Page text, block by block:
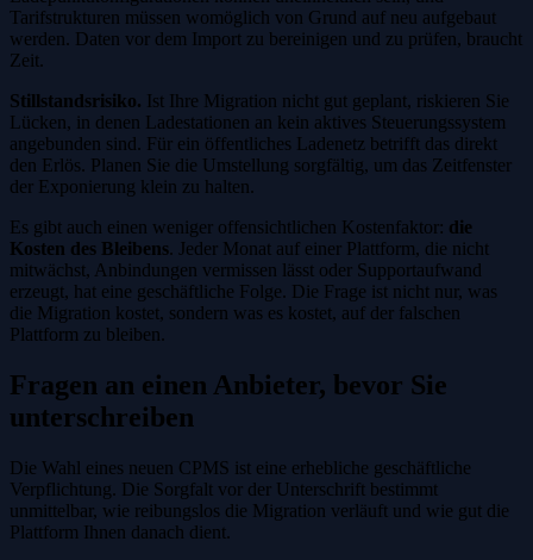
Tarifstrukturen müssen womöglich von Grund auf neu aufgebaut
werden. Daten vor dem Import zu bereinigen und zu prüfen, braucht
Zeit.
Stillstandsrisiko. Ist Ihre Migration nicht gut geplant, riskieren Sie
Lücken, in denen Ladestationen an kein aktives Steuerungssystem
angebunden sind. Für ein öffentliches Ladenetz betrifft das direkt
den Erlös. Planen Sie die Umstellung sorgfältig, um das Zeitfenster
der Exponierung klein zu halten.
Es gibt auch einen weniger offensichtlichen Kostenfaktor: die
Kosten des Bleibens. Jeder Monat auf einer Plattform, die nicht
mitwächst, Anbindungen vermissen lässt oder Supportaufwand
erzeugt, hat eine geschäftliche Folge. Die Frage ist nicht nur, was
die Migration kostet, sondern was es kostet, auf der falschen
Plattform zu bleiben.
Fragen an einen Anbieter, bevor Sie
unterschreiben
Die Wahl eines neuen CPMS ist eine erhebliche geschäftliche
Verpflichtung. Die Sorgfalt vor der Unterschrift bestimmt
unmittelbar, wie reibungslos die Migration verläuft und wie gut die
Plattform Ihnen danach dient.